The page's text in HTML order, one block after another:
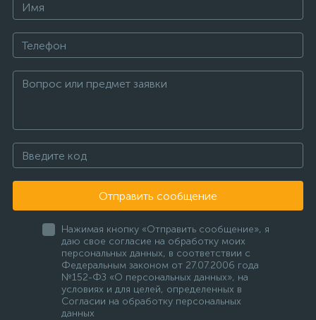
Отправить сообщение
Нажимая кнопку «Отправить сообщение», я
даю свое согласие на обработку моих
персональных данных, в соответствии с
Федеральным законом от 27.07.2006 года
№152-ФЗ «О персональных данных», на
условиях и для целей, определенных в
Согласии на обработку персональных
данных